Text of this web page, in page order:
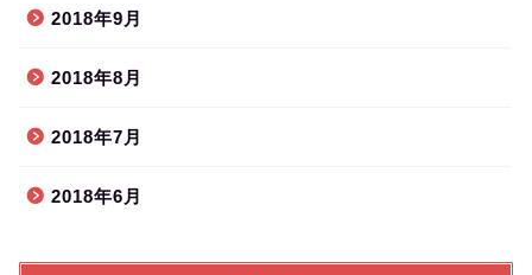
2018年9月
2018年8月
2018年7月
2018年6月